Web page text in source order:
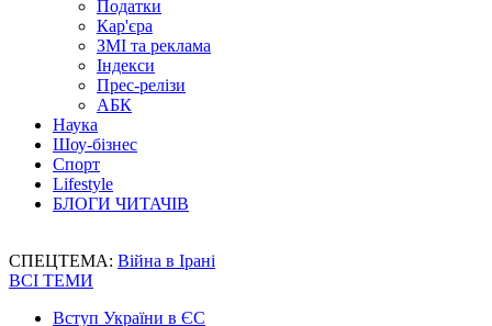
Податки
Кар'єра
ЗМІ та реклама
Індекси
Прес-релізи
АБК
Наука
Шоу-бізнес
Спорт
Lifestyle
БЛОГИ ЧИТАЧІВ
СПЕЦТЕМА: Війна в Ірані
ВСІ ТЕМИ
Вступ України в ЄС